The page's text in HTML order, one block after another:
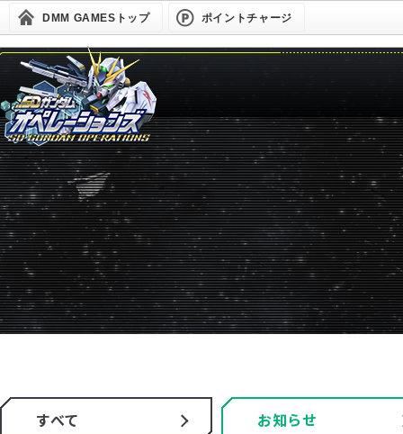
DMM GAMESトップ ポイントチャージ
すべて お知らせ